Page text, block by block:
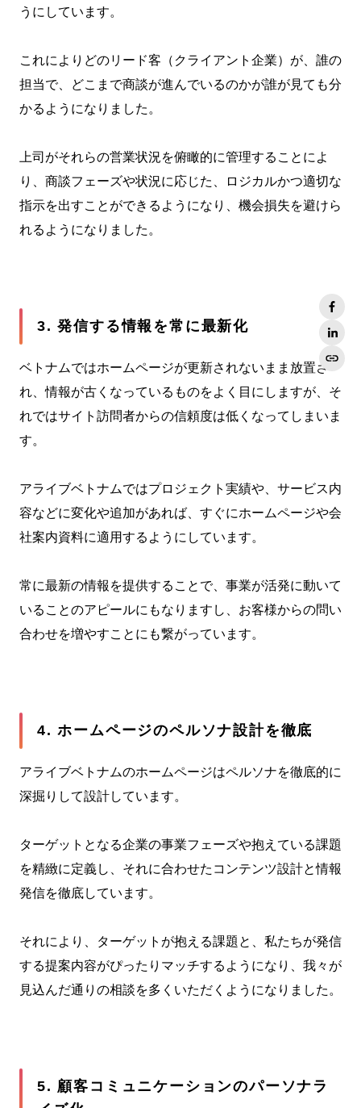
うにしています。
これによりどのリード客（クライアント企業）が、誰の
担当で、どこまで商談が進んでいるのかが誰が見ても分
かるようになりました。
上司がそれらの営業状況を俯瞰的に管理することによ
り、商談フェーズや状況に応じた、ロジカルかつ適切な
指示を出すことができるようになり、機会損失を避けら
れるようになりました。
3. 発信する情報を常に最新化
ベトナムではホームページが更新されないまま放置さ
れ、情報が古くなっているものをよく目にしますが、そ
れではサイト訪問者からの信頼度は低くなってしまいま
す。
アライブベトナムではプロジェクト実績や、サービス内
容などに変化や追加があれば、すぐにホームページや会
社案内資料に適用するようにしています。
常に最新の情報を提供することで、事業が活発に動いて
いることのアピールにもなりますし、お客様からの問い
合わせを増やすことにも繋がっています。
4. ホームページのペルソナ設計を徹底
アライブベトナムのホームページはペルソナを徹底的に
深掘りして設計しています。
ターゲットとなる企業の事業フェーズや抱えている課題
を精緻に定義し、それに合わせたコンテンツ設計と情報
発信を徹底しています。
それにより、ターゲットが抱える課題と、私たちが発信
する提案内容がぴったりマッチするようになり、我々が
見込んだ通りの相談を多くいただくようになりました。
5. 顧客コミュニケーションのパーソナラ